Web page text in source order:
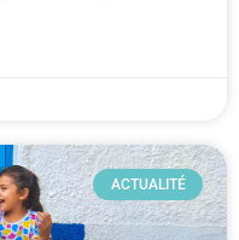
ACTUALITÉ